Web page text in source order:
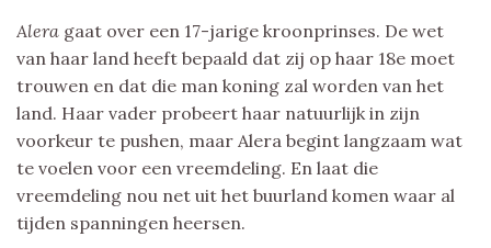
Alera gaat over een 17-jarige kroonprinses. De wet
van haar land heeft bepaald dat zij op haar 18e moet
trouwen en dat die man koning zal worden van het
land. Haar vader probeert haar natuurlijk in zijn
voorkeur te pushen, maar Alera begint langzaam wat
te voelen voor een vreemdeling. En laat die
vreemdeling nou net uit het buurland komen waar al
tijden spanningen heersen.